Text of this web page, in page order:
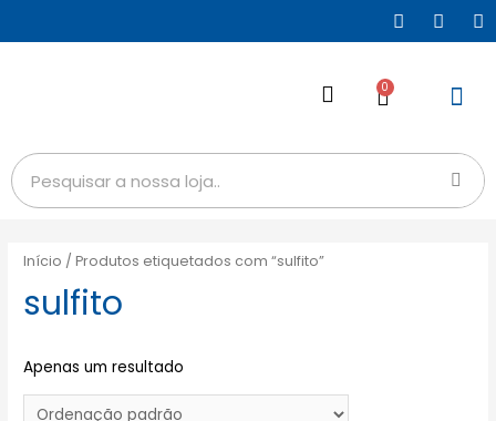
0
Início / Produtos etiquetados com “sulfito”
sulfito
Apenas um resultado